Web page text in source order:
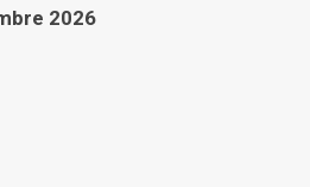
2026